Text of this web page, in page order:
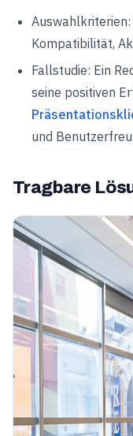
Auswahlkriterien:
Kompatibilität,
Fallstudie: Ein
seine positiven
und
Tragbare